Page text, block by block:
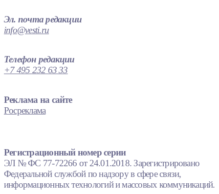
Эл. почта редакции
info@vesti.ru
Телефон редакции
+7 495 232 63 33
Реклама на сайте
Росреклама
Регистрационный номер серии
ЭЛ № ФС 77-72266 от 24.01.2018. Зарегистрировано
Федеральной службой по надзору в сфере связи,
информационных технологий и массовых коммуникаций.